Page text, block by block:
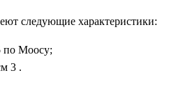
следующие характеристики:
по Моосу;
3 .